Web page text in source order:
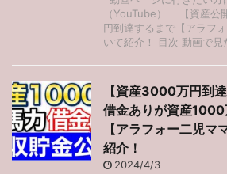
（YouTube） 【資産公
円到達するまで【アラフ
いて紹介！ 目次 動画で見
【資産3000万円到
借金ありが資産
【アラフォー二児マ
紹介！
2024/4/3